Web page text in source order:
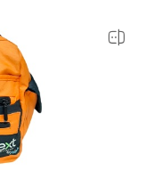
اسباب بازی دخترانه و پسرانه